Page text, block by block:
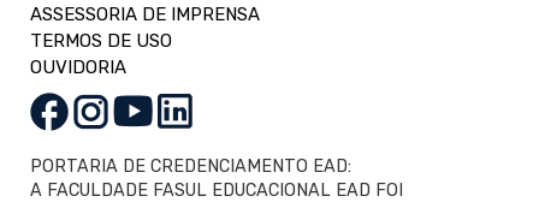
ASSESSORIA DE IMPRENSA
TERMOS DE USO
OUVIDORIA
PORTARIA DE CREDENCIAMENTO EAD:
A FACULDADE FASUL EDUCACIONAL EAD FOI